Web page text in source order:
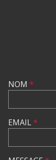
NOM *
EMAIL*